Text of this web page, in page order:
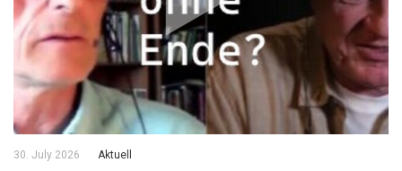
30. July 2026 Aktuell